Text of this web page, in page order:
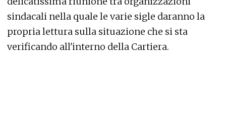
sindacali nella quale le varie sigle daranno la
propria lettura sulla situazione che si sta
verificando all'interno della Cartiera.